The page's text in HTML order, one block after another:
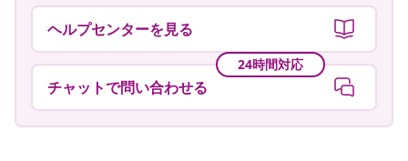
ヘルプセンターを見る
24時間対応
チャットで問い合わせる